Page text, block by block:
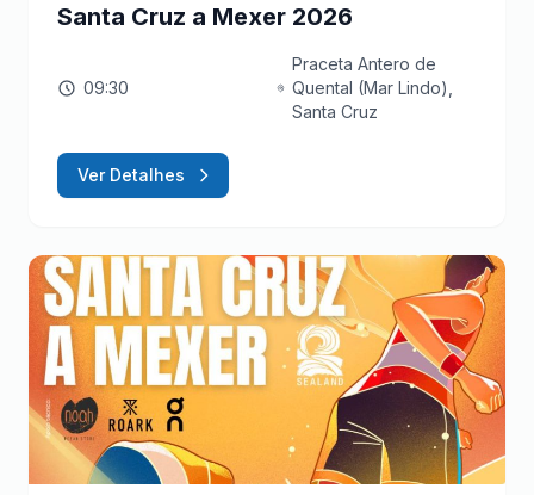
Santa Cruz a Mexer 2026
09:30
Praceta Antero de
Quental (Mar Lindo),
Santa Cruz
Ver Detalhes